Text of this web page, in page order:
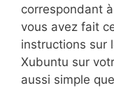
correspondant
vous avez fait
instructions sur
Xubuntu sur
aussi simple